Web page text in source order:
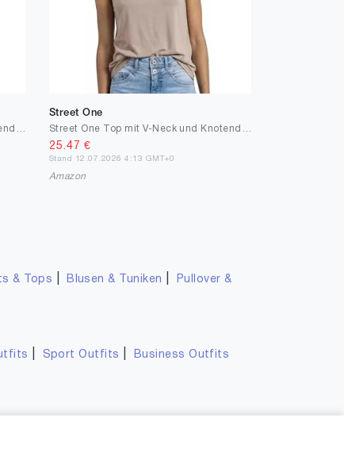
Street One
25.47 €
Stand 12.07.2026 4:13 GMT+0
Amazon
& Tops Blusen & Tuniken
Pullover &
Sport Outfits Business Outfits